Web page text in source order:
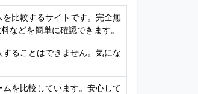
比較するサイトです。完全無
などを簡単に確認できます。
ることはできません。気にな
を比較しています。安心して